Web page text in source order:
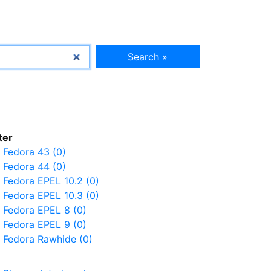
Search »
Fedora 43 (0)
Fedora 44 (0)
Fedora EPEL 10.2 (0)
Fedora EPEL 10.3 (0)
Fedora EPEL 8 (0)
Fedora EPEL 9 (0)
Fedora Rawhide (0)